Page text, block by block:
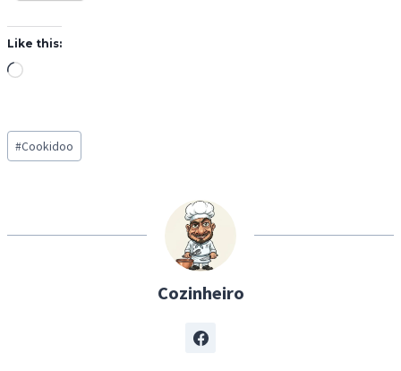
Like this:
L
d
i
…
Post
Tags:
#Cookidoo
Cozinheiro